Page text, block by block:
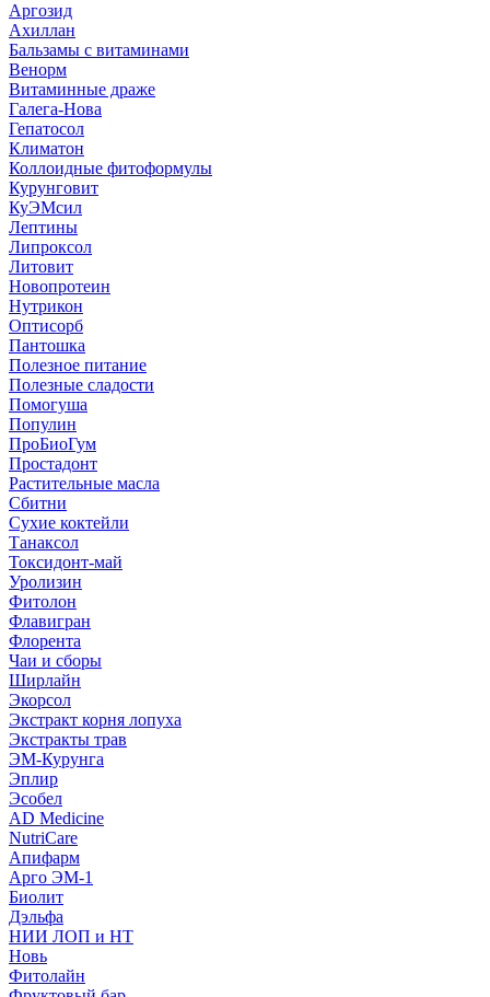
Аргозид
Ахиллан
Бальзамы с витаминами
Венорм
Витаминные драже
Галега-Нова
Гепатосол
Климатон
Коллоидные фитоформулы
Курунговит
КуЭМсил
Лептины
Липроксол
Литовит
Новопротеин
Нутрикон
Оптисорб
Пантошка
Полезное питание
Полезные сладости
Помогуша
Популин
ПроБиоГум
Простадонт
Растительные масла
Сбитни
Сухие коктейли
Танаксол
Токсидонт-май
Уролизин
Фитолон
Флавигран
Флорента
Чаи и сборы
Ширлайн
Экорсол
Экстракт корня лопуха
Экстракты трав
ЭМ-Курунга
Эплир
Эсобел
AD Medicine
NutriCare
Апифарм
Арго ЭМ-1
Биолит
Дэльфа
НИИ ЛОП и НТ
Новь
Фитолайн